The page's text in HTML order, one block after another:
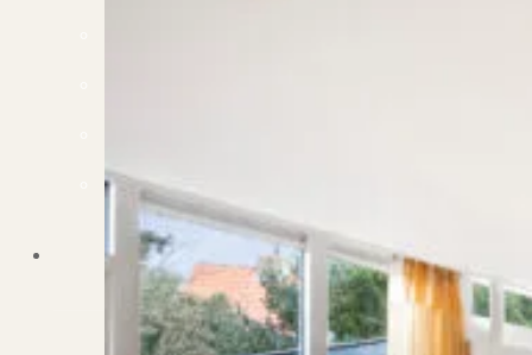
Verenigingen
PUUR* is aangesloten bij...